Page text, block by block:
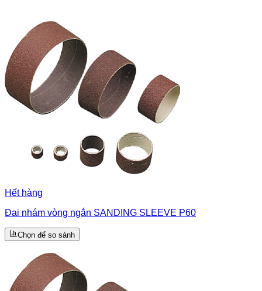
Hết hàng
Đai nhám vòng ngắn SANDING SLEEVE P60
Chọn để so sánh